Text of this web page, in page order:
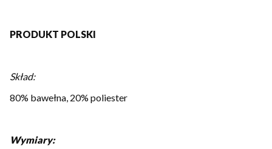
PRODUKT POLSKI
Skład:
80% bawełna, 20% poliester
Wymiary: